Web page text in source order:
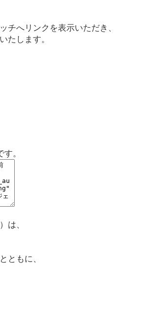
チへリンクを表示いただき、
たします。
。
は、
ともに、